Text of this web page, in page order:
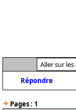
Répondre
Pages : 1